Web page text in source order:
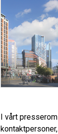
I vårt